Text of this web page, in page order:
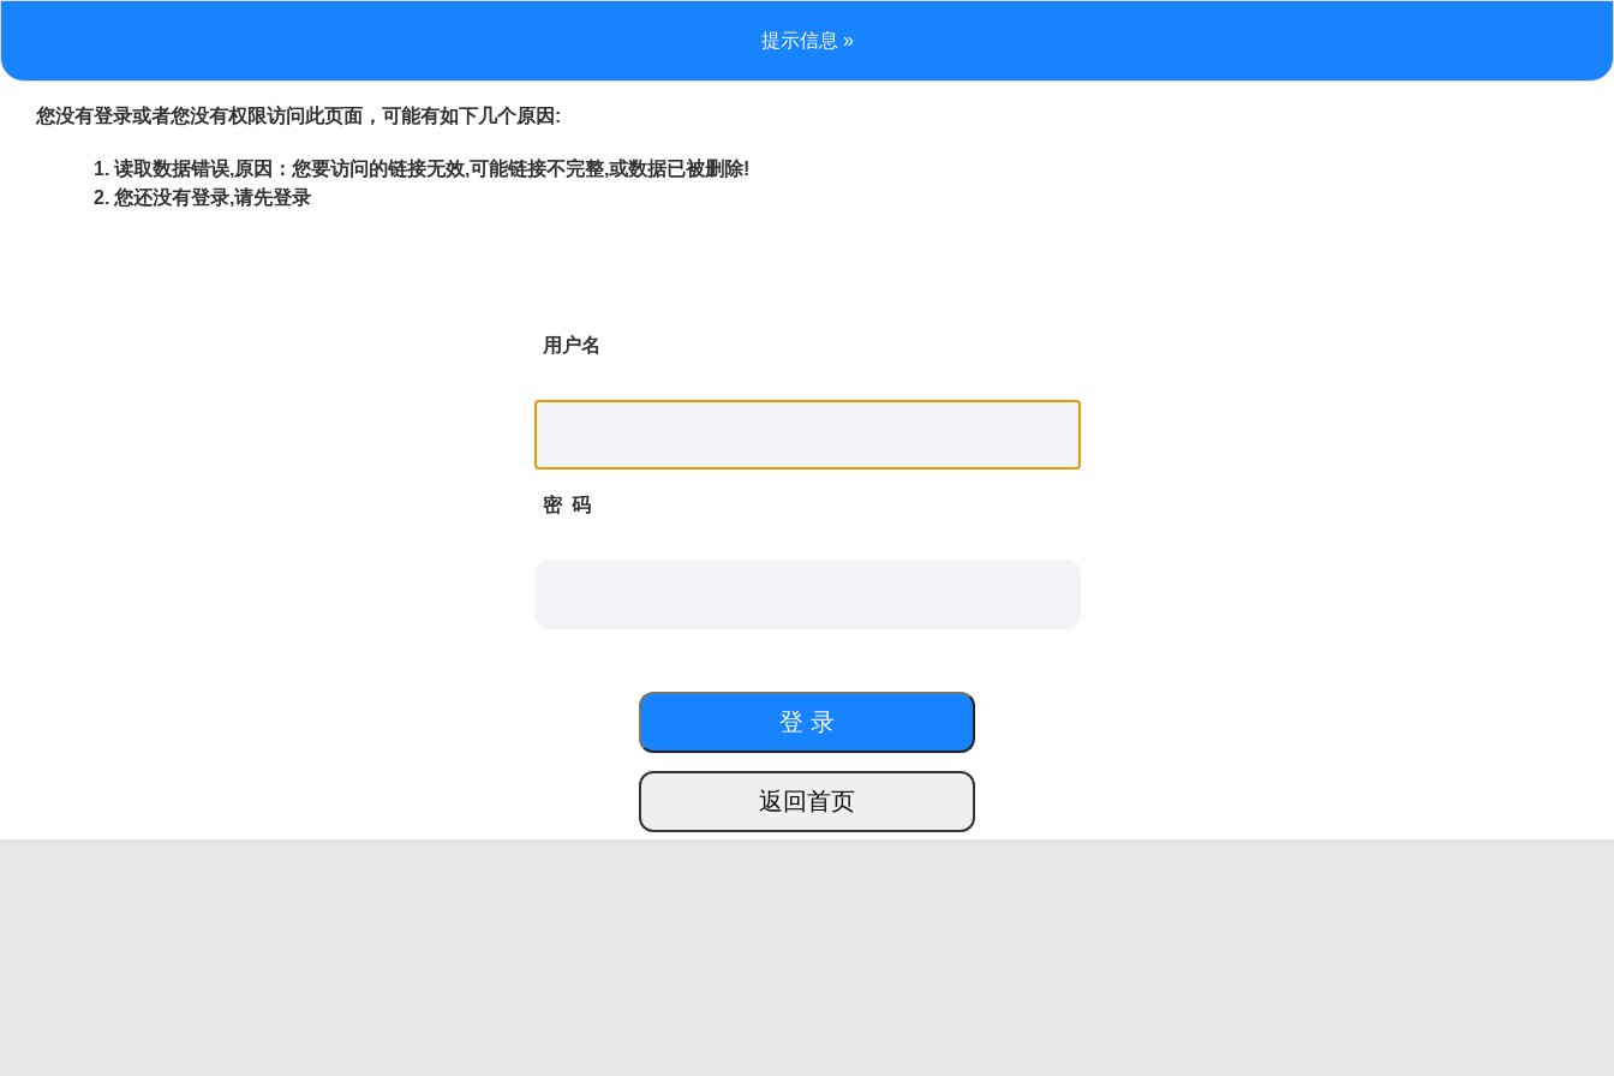
提示信息 »
您没有登录或者您没有权限访问此页面，可能有如下几个原因:
读取数据错误,原因：您要访问的链接无效,可能链接不完整,或数据已被删除!
您还没有登录,请先登录
用户名
密 码